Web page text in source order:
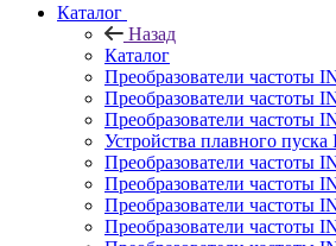
Каталог
Назад
Каталог
Преобразователи частоты
Преобразователи частоты
Преобразователи частоты
Устройства плавного
Преобразователи частоты
Преобразователи частоты
Преобразователи частоты
Преобразователи частоты